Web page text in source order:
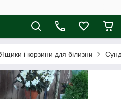
Ящики і корзини для білизни